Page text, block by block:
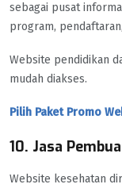
sebagai pusat
program,
Website pendidikan
mudah diakses.
Pilih Paket Promo
10. Jasa
Website kesehatan